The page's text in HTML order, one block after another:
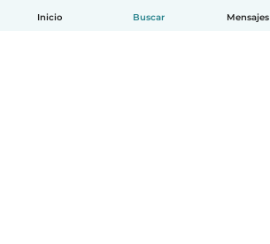
Inicio Buscar Mensajes